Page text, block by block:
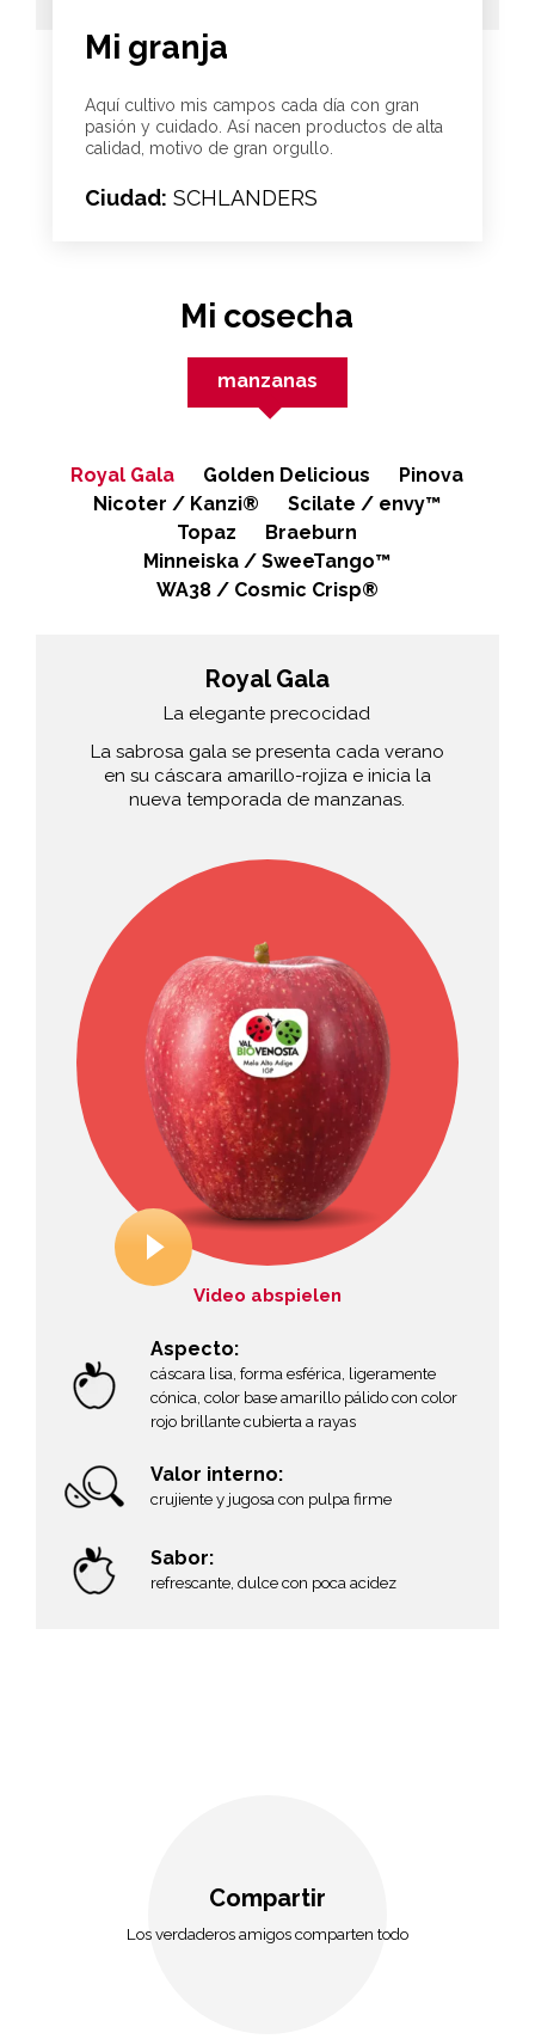
Mi granja
Aquí cultivo mis campos cada día con gran
pasión y cuidado. Así nacen productos de alta
calidad, motivo de gran orgullo.
Ciudad: SCHLANDERS
Mi cosecha
Royal Gala
La elegante precocidad
La sabrosa gala se presenta cada verano
en su cáscara amarillo-rojiza e inicia la
nueva temporada de manzanas.
Video abspielen
Aspecto:
cáscara lisa, forma esférica, ligeramente
cónica, color base amarillo pálido con color
rojo brillante cubierta a rayas
Valor interno:
crujiente y jugosa con pulpa firme
Sabor:
refrescante, dulce con poca acidez
Royal Gala Golden Delicious
Pinova
Nicoter / Kanzi®
Scilate / envy™
Topaz
Braeburn
Minneiska / SweeTango™
WA38 / Cosmic Crisp®
manzanas
Compartir
Los verdaderos amigos comparten todo